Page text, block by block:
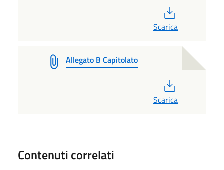
Scarica
Allegato B Capitolato
Scarica
Contenuti correlati